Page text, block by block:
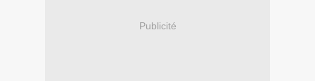
Publicité